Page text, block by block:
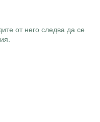
от него следва да се